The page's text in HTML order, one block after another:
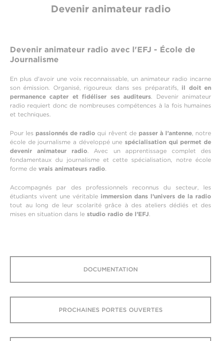
Devenir animateur radio
Devenir animateur radio avec l'EFJ - École de
Journalisme
En plus d'avoir une voix reconnaissable, un animateur radio incarne
son émission. Organisé, rigoureux dans ses préparatifs, il doit en
permanence capter et fidéliser ses auditeurs. Devenir animateur
radio requiert donc de nombreuses compétences à la fois humaines
et techniques.
Pour les passionnés de radio qui rêvent de passer à l’antenne, notre
école de journalisme a développé une spécialisation qui permet de
devenir animateur radio. Avec un apprentissage complet des
fondamentaux du journalisme et cette spécialisation, notre école
forme de vrais animateurs radio.
Accompagnés par des professionnels reconnus du secteur, les
étudiants vivent une véritable immersion dans l’univers de la radio
tout au long de leur scolarité grâce à des ateliers dédiés et des
mises en situation dans le studio radio de l’EFJ.
DOCUMENTATION
PROCHAINES PORTES OUVERTES